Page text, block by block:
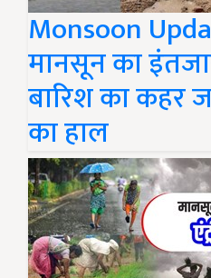
Monsoon
मानसून का
बारिश का कहर
का हाल